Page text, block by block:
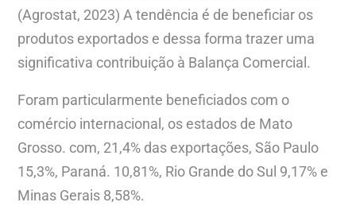
(Agrostat, 2023) A tendência é de beneficiar os
produtos exportados e dessa forma trazer uma
significativa contribuição à Balança Comercial.
Foram particularmente beneficiados com o
comércio internacional, os estados de Mato
Grosso. com, 21,4% das exportações, São Paulo
15,3%, Paraná. 10,81%, Rio Grande do Sul 9,17% e
Minas Gerais 8,58%.